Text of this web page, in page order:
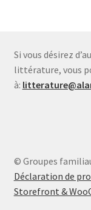
Si vous désirez
littérature, vous
à:
© Groupes
Déclaration de
Storefront &